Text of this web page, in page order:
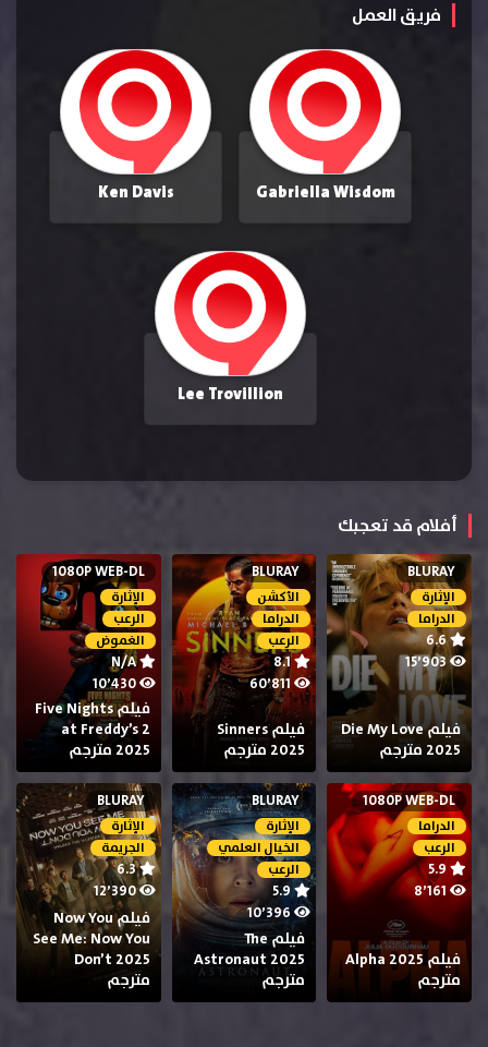
فريق العمل
Gabriella Wisdom
Ken Davis
Lee Trovillion
أفلام قد تعجبك
BLURAY
الإثارة
الدراما
6.6
15٬903
فيلم Die My Love
2025 مترجم
BLURAY
الأكشن
الدراما
الرعب
8.1
60٬811
فيلم Sinners
2025 مترجم
1080P WEB-DL
الإثارة
الرعب
الغموض
N/A
10٬430
فيلم Five Nights
at Freddy’s 2
2025 مترجم
1080P WEB-DL
الدراما
الرعب
8٬161
فيلم Alpha 2025
مترجم
BLURAY
الإثارة
الخيال العلمي
الرعب
5.9
10٬396
فيلم The
Astronaut 2025
مترجم
BLURAY
الإثارة
الجريمة
6.3
12٬390
فيلم Now You
See Me: Now You
Don’t 2025
مترجم